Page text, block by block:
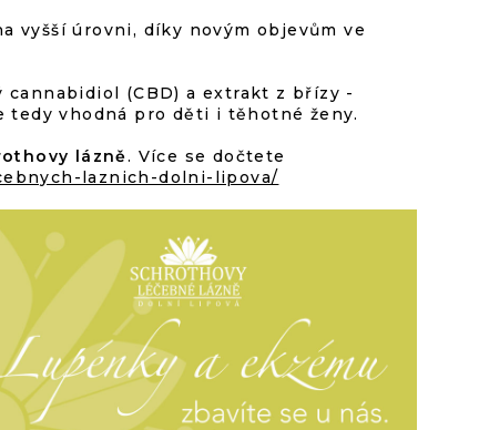
vyšší úrovni, díky novým objevům ve
(CBD) a extrakt z břízy -
tedy vhodná pro děti i těhotné ženy.
lázně. Více se dočtete
laznich-dolni-lipova/